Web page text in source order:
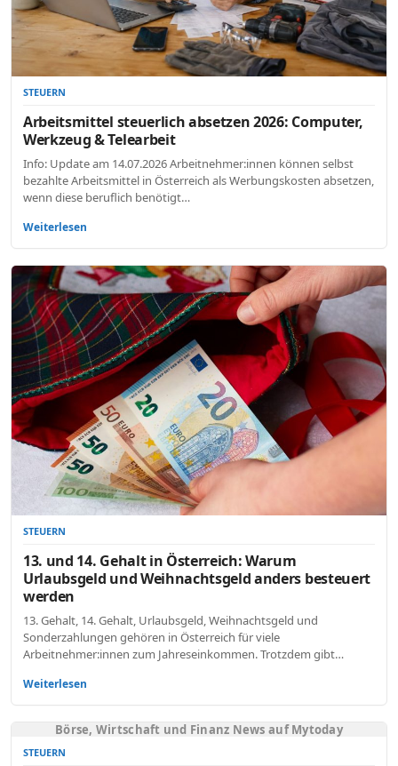
STEUERN
Arbeitsmittel steuerlich absetzen 2026: Computer,
Werkzeug & Telearbeit
Info: Update am 14.07.2026 Arbeitnehmer:innen können selbst
bezahlte Arbeitsmittel in Österreich als Werbungskosten absetzen,
wenn diese beruflich benötigt…
Weiterlesen
STEUERN
13. und 14. Gehalt in Österreich: Warum
Urlaubsgeld und Weihnachtsgeld anders besteuert
werden
13. Gehalt, 14. Gehalt, Urlaubsgeld, Weihnachtsgeld und
Sonderzahlungen gehören in Österreich für viele
Arbeitnehmer:innen zum Jahreseinkommen. Trotzdem gibt…
Weiterlesen
Börse, Wirtschaft und Finanz News auf Mytoday
STEUERN